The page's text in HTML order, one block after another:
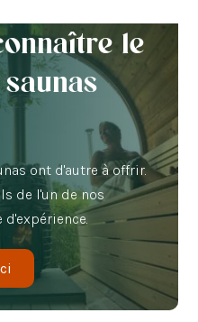
le
ont d'autre à offrir.
de l'un de nos